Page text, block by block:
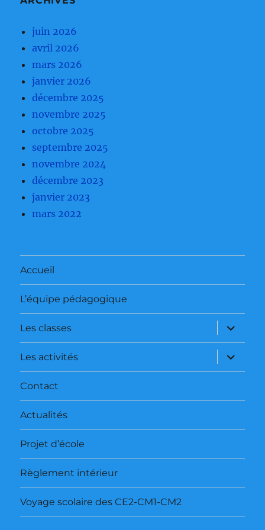
juin 2026
avril 2026
mars 2026
janvier 2026
décembre 2025
novembre 2025
octobre 2025
septembre 2025
novembre 2024
décembre 2023
janvier 2023
mars 2022
Accueil
L’équipe pédagogique
Les classes
ouvrir
le
sous-
menu
Les activités
ouvrir
le
sous-
Contact
Actualités
Projet d’école
Règlement intérieur
Voyage scolaire des CE2-CM1-CM2